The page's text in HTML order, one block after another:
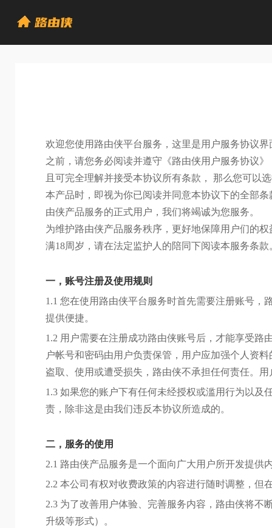
欢迎您使用路由侠平台服务，这里是用户服务协议
之前，请您务必阅读并遵守《路由侠用户服务协议
且可完全理解并接受本协议所有条款， 那么您可以
本产品时，即视为你已阅读并同意本协议下的全部
由侠产品服务的正式用户，我们将竭诚为您服务。
为维护路由侠产品服务秩序，更好地保障用户们的
满18周岁，请在法定监护人的陪同下阅读本服务条款
一，账号注册及使用规则
1.1 您在使用路由侠平台服务时首先需要注册账号
提供便捷。
1.2 用户需要在注册成功路由侠账号后，才能享受
户帐号和密码由用户负责保管，用户应加强个人资
盗取、使用或遭受损失，路由侠不承担任何责任。
1.3 如果您的账户下有任何未经授权或滥用行为以
责，除非这是由我们违反本协议所造成的。
二，服务的使用
2.1 路由侠产品服务是一个面向广大用户所开发提
2.2 本公司有权对收费政策的内容进行随时调整，
2.3 为了改善用户体验、完善服务内容，路由侠将
升级等形式）。